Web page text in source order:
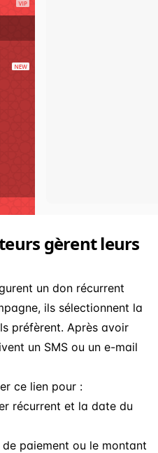
gèrent leurs
un don récurrent
ils sélectionnent la
préfèrent. Après avoir
un SMS ou un e-mail
ce lien pour :
récurrent et la date du
paiement ou le montant